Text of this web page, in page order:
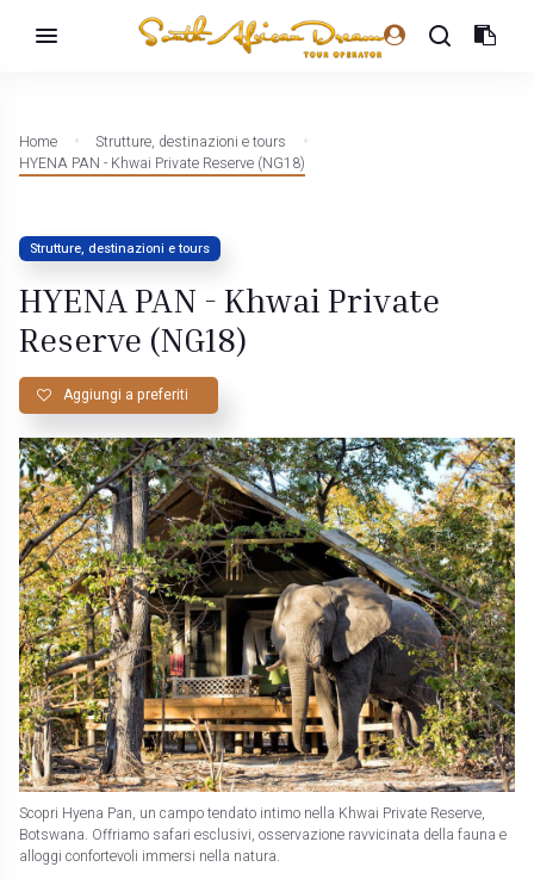
Home
Strutture, destinazioni e tours
HYENA PAN - Khwai Private Reserve (NG18)
Strutture, destinazioni e tours
HYENA PAN - Khwai Private
Reserve (NG18)
Aggiungi a preferiti
Scopri Hyena Pan, un campo tendato intimo nella Khwai Private Reserve,
Botswana. Offriamo safari esclusivi, osservazione ravvicinata della fauna e
alloggi confortevoli immersi nella natura.